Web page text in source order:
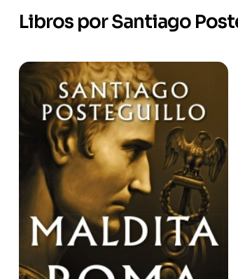
Libros por Santiago